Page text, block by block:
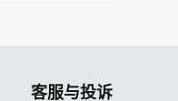
客服与投诉